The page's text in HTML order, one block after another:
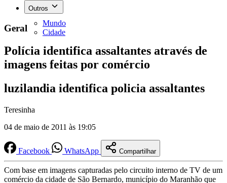
Outros
Mundo
Cidade
Geral
Polícia identifica assaltantes através de
imagens feitas por comércio
luzilandia identifica policia assaltantes
Teresinha
04 de maio de 2011 às 19:05
Facebook WhatsApp Compartilhar
Com base em imagens capturadas pelo circuito interno de TV de um
comércio da cidade de São Bernardo, município do Maranhão que